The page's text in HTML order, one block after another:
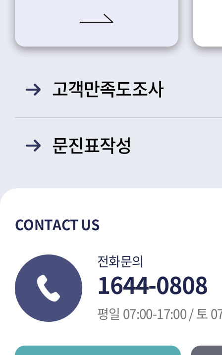
고객만족도조사
문진표작성
CONTACT US
전화문의
1644-0808
평일 07:00-17:00 / 토